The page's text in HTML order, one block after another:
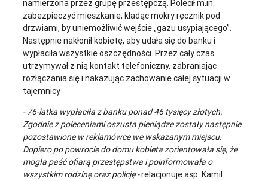
namierzona przez grupę przestępczą. Polecił m.in.
zabezpieczyć mieszkanie, kładąc mokry ręcznik pod
drzwiami, by uniemożliwić wejście „gazu usypiającego”.
Następnie nakłonił kobietę, aby udała się do banku i
wypłaciła wszystkie oszczędności. Przez cały czas
utrzymywał z nią kontakt telefoniczny, zabraniając
rozłączania się i nakazując zachowanie całej sytuacji w
tajemnicy
- 76-latka wypłaciła z banku ponad 46 tysięcy złotych.
Zgodnie z poleceniami oszusta pieniądze zostały następnie
pozostawione w reklamówce we wskazanym miejscu.
Dopiero po powrocie do domu kobieta zorientowała się, że
mogła paść ofiarą przestępstwa i poinformowała o
wszystkim rodzinę oraz policję -relacjonuje asp. Kamil